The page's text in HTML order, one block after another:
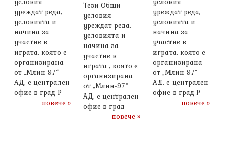
уреждат реда,
условията и
начина за
участие в
играта, която е
организирана
от „Млин-97“
АД, с централен
офис в град Р
повече »
Тези Общи
условия
уреждат реда,
условията и
начина за
участие в
играта , която е
организирана
от „Млин-97“
АД, с централен
офис в град
повече »
уреждат реда,
условията и
начина за
участие в
играта, която е
организирана
от „Млин-97“
АД, с централен
офис в град Р
повече »